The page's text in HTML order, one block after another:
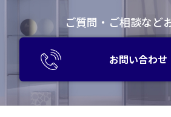
ご質問・ご相談など
お問い合わせ